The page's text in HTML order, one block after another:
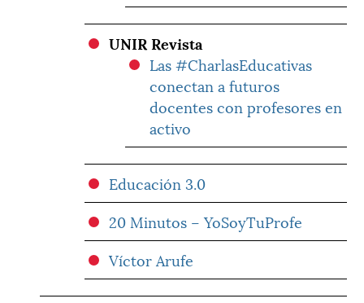
UNIR Revista
Las #CharlasEducativas
conectan a futuros
docentes con profesores en
activo
Educación 3.0
20 Minutos – YoSoyTuProfe
Víctor Arufe